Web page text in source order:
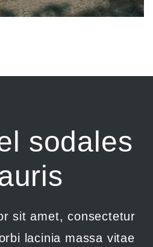
sodales
sit amet, consectetur
lacinia massa vitae